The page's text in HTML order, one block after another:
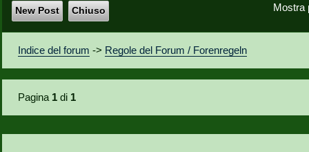
Mostra
New Post Chiuso
Indice del forum -> Regole del Forum / Forenregeln
Pagina 1 di 1